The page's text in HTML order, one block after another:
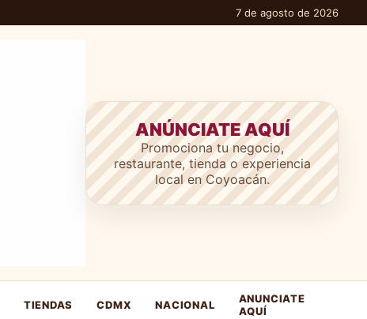
7 de agosto de 2026
ANÚNCIATE AQUÍ
Promociona tu negocio,
restaurante, tienda o experiencia
local en Coyoacán.
TIENDAS CDMX NACIONAL
ANUNCIATE
AQUÍ